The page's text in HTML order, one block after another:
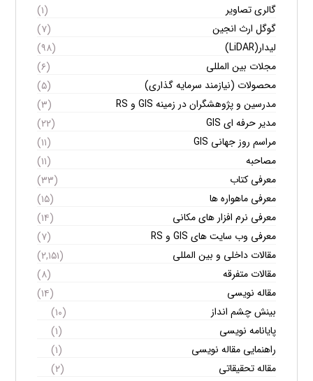
گالری تصاویر
(۱)
گوگل ارث انجین
(۷)
لیدار(LiDAR)
(۹۸)
مجلات بین المللی
(۶)
محصولات (نیازمند سرمایه گذاری)
(۵)
مدرسین و پژوهشگران در زمینه GIS و RS
(۳)
مدیر حرفه ای GIS
(۲۲)
مراسم روز جهانی GIS
(۱۱)
مصاحبه
(۱۱)
معرفی کتاب
(۳۳)
معرفی ماهواره ها
(۱۵)
معرفی نرم افزار های مکانی
(۱۴)
معرفی وب سایت های GIS و RS
(۷)
مقالات داخلی و بین المللی
(۲,۱۵۱)
مقالات متفرقه
(۸)
مقاله نویسی
(۱۴)
بینش چشم انداز
(۱۰)
پایانامه نویسی
(۱)
راهنمایی مقاله نویسی
(۱)
مقاله تحقیقاتی
(۲)